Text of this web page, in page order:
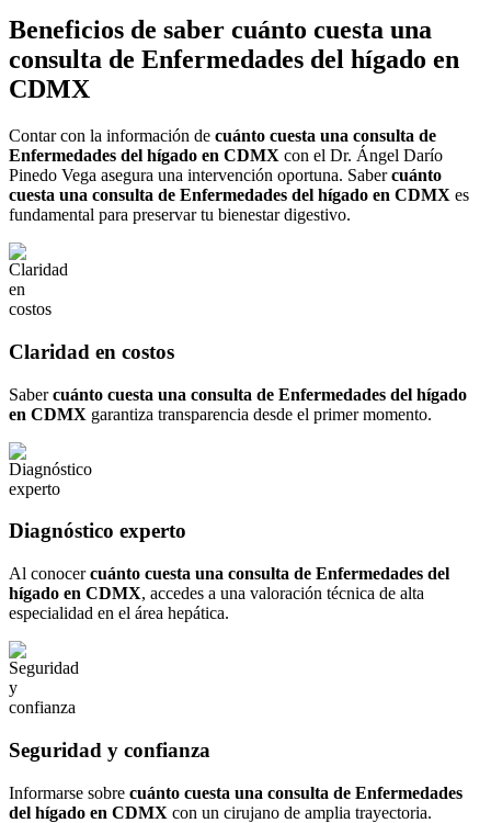
Beneficios de saber cuánto cuesta una
consulta de Enfermedades del hígado en
CDMX
Contar con la información de cuánto cuesta una consulta de
Enfermedades del hígado en CDMX con el Dr. Ángel Darío
Pinedo Vega asegura una intervención oportuna. Sabercuánto
cuesta una consulta de Enfermedades del hígado en CDMX es
fundamental para preservar tu bienestar digestivo.
Claridad en costos
Sabercuánto cuesta una consulta de Enfermedades del hígado
en CDMX garantiza transparencia desde el primer momento.
Diagnóstico experto
Al conocercuánto cuesta una consulta de Enfermedades del
hígado en CDMX, accedes a una valoración técnica de alta
especialidad en el área hepática.
Seguridad y confianza
Informarse sobre cuánto cuesta una consulta de Enfermedades
del hígado en CDMX con un cirujano de amplia trayectoria.